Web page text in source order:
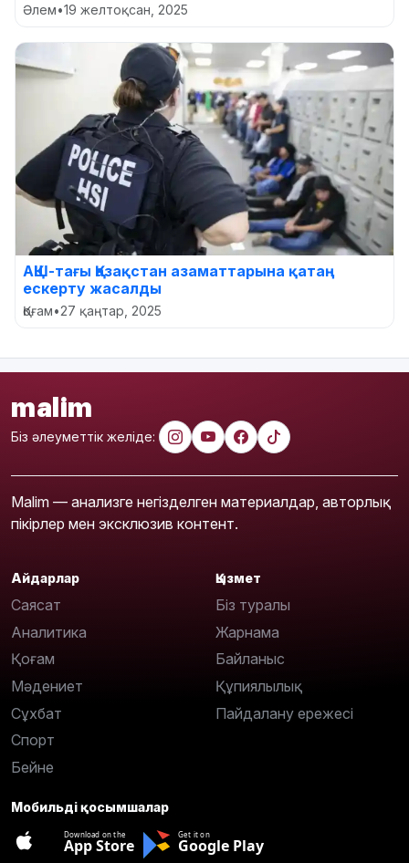
Әлем•19 желтоқсан, 2025
АҚШ-тағы Қазақстан азаматтарына қатаң
ескерту жасалды
Қоғам•27 қаңтар, 2025
malim
Біз әлеуметтік желіде:
Malim — анализге негізделген материалдар, авторлық
пікірлер мен эксклюзив контент.
Айдарлар
Саясат
Аналитика
Қоғам
Мәдениет
Сұхбат
Спорт
Бейне
Қызмет
Біз туралы
Жарнама
Байланыс
Құпиялылық
Пайдалану ережесі
Мобильді қосымшалар
Download on the
App Store
Get it on
Google Play